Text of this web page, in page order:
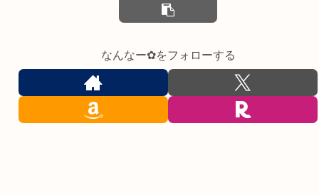
なんなー✿をフォローする